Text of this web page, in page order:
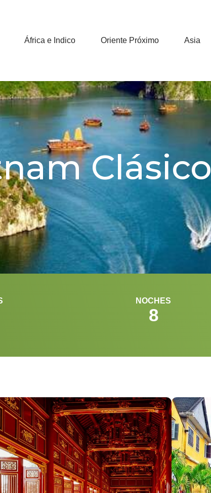
África e Indico Oriente Próximo Asia
Clásico
NOCHES
8